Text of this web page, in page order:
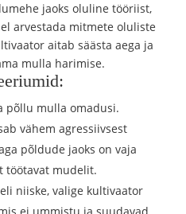
jaoks oluline tööriist,
arvestada mitmete oluliste
aitab säästa aega ja
mulla harimise.
põllu mulla omadusi.
vähem agressiivsest
põldude jaoks on vaja
töötavat mudelit.
niiske, valige kultivaator